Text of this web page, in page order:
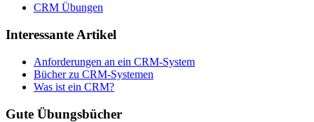
CRM Übungen
Interessante Artikel
Anforderungen an ein CRM-System
Bücher zu CRM-Systemen
Was ist ein CRM?
Gute Übungsbücher